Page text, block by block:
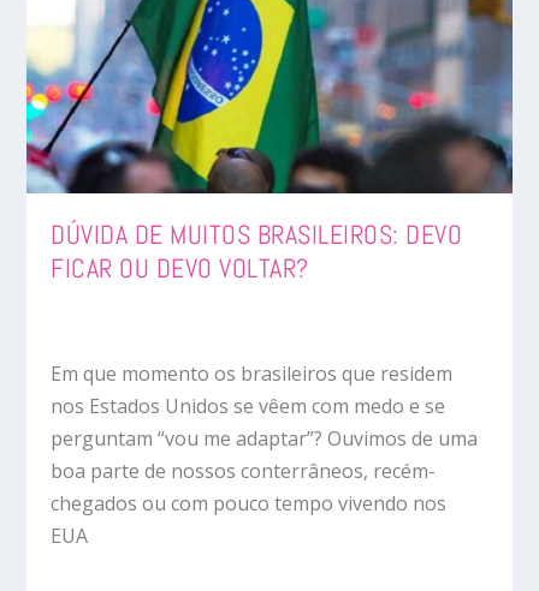
DÚVIDA DE MUITOS BRASILEIROS: DEVO
FICAR OU DEVO VOLTAR?
Em que momento os brasileiros que residem
nos Estados Unidos se vêem com medo e se
perguntam “vou me adaptar”? Ouvimos de uma
boa parte de nossos conterrâneos, recém-
chegados ou com pouco tempo vivendo nos
EUA